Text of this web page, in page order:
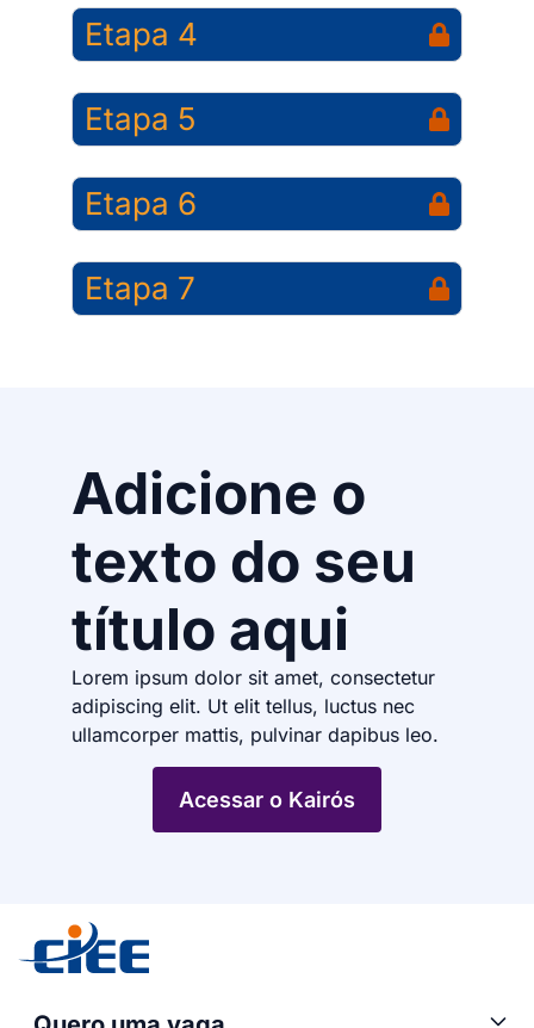
Etapa 4
Etapa 5
Etapa 6
Etapa 7
Adicione o
texto do seu
título aqui
Lorem ipsum dolor sit amet, consectetur
adipiscing elit. Ut elit tellus, luctus nec
ullamcorper mattis, pulvinar dapibus leo.
Acessar o Kairós